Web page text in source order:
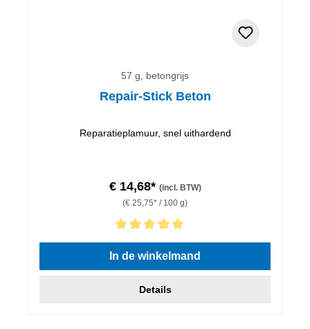
57 g, betongrijs
Repair-Stick Beton
Reparatieplamuur, snel uithardend
€ 14,68* (incl. BTW)
(€ 25,75* / 100 g)
Gemiddelde waardering van 5 van 5 sterren
In de winkelmand
Details